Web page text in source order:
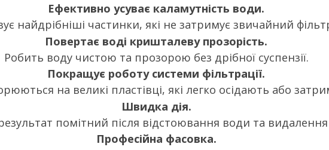
Ефективно усуває каламутність води.
найдрібніші частинки, які не затримує звичайний
Повертає воді кришталеву прозорість.
Робить воду чистою та прозорою без дрібної суспензії.
Покращує роботу системи фільтрації.
на великі пластівці, які легко осідають або
Швидка дія.
помітний після відстоювання води та видалення
Професійна фасовка.